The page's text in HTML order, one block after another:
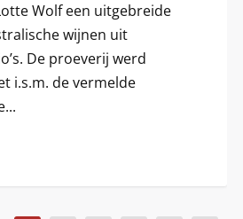
Wolf een uitgebreide
wijnen uit
De proeverij werd
i.s.m. de vermelde